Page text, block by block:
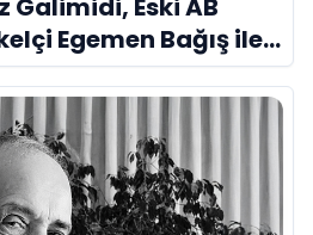
Galimidi, Eski AB
Egemen Bağış ile